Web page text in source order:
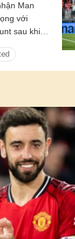
Man
với
sau khi
hòa 1-1 với